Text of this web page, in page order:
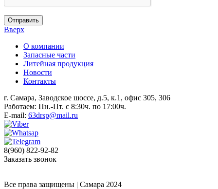
Отправить
Вверх
О компании
Запасные части
Литейная продукция
Новости
Контакты
г. Самара, Заводское шоссе, д.5, к.1, офис 305, 306
Работаем: Пн.-Пт. с 8:30ч. по 17:00ч.
E-mail: 63drsp@mail.ru
8(960) 822-92-82
Заказать звонок
Все права защищены | Самара 2024